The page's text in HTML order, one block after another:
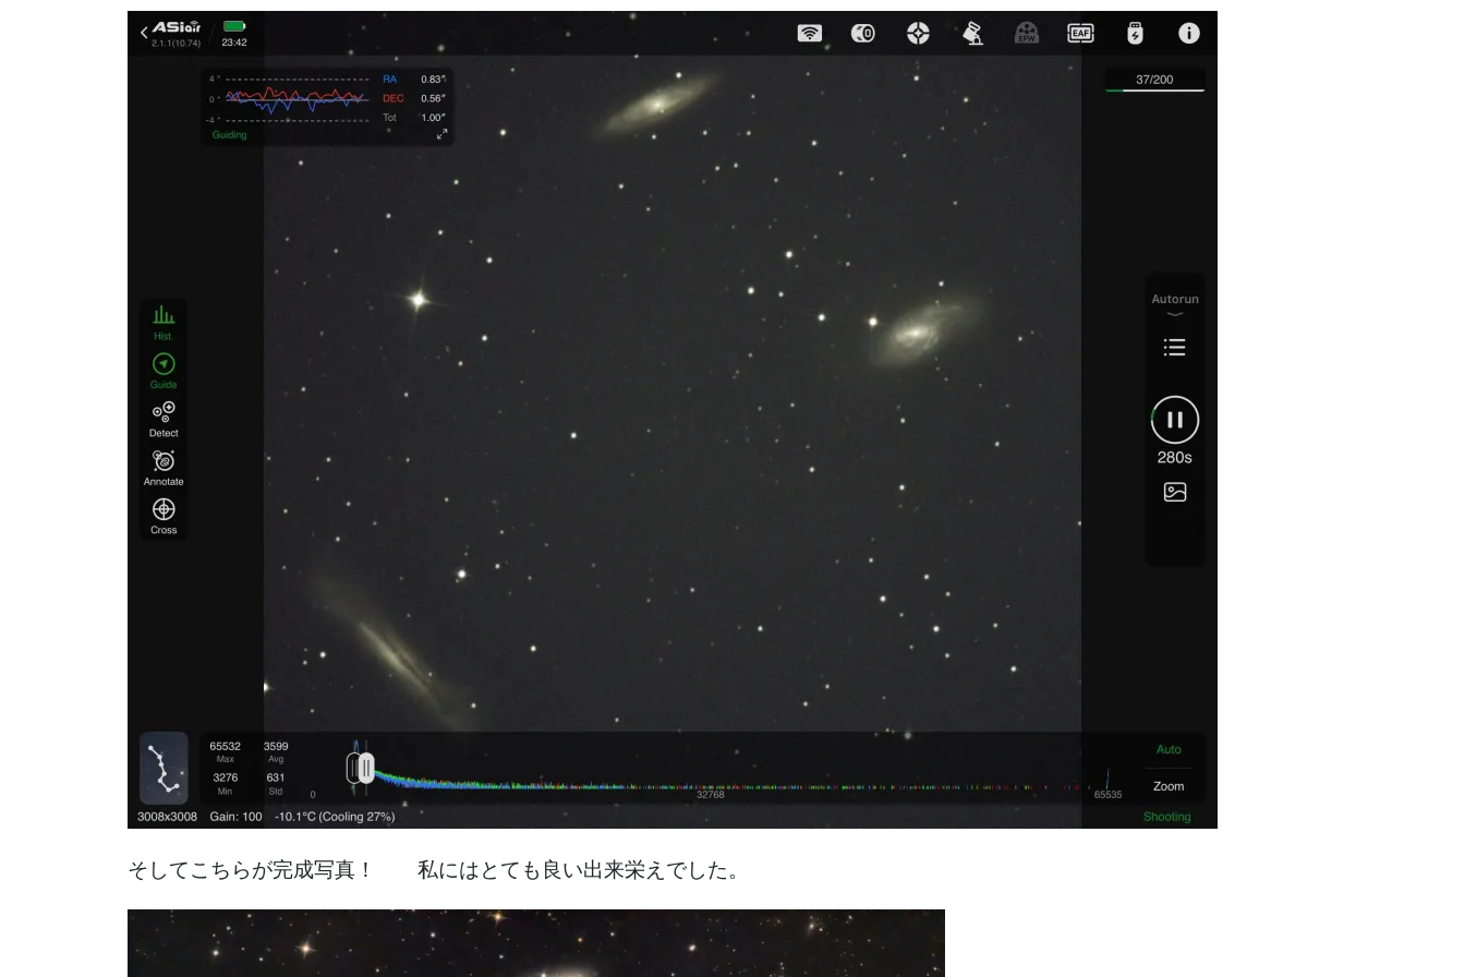
そしてこちらが完成写真！ 私にはとても良い出来栄えでした。